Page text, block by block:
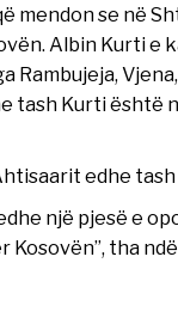
mendon se në
Albin Kurti e
tash Kurti është
edhe
një pjesë e
tha